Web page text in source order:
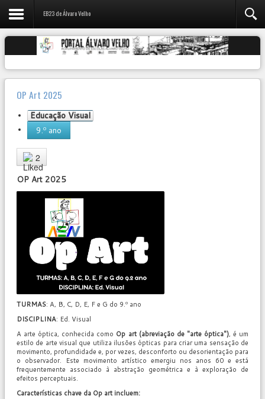
EB23 de Álvaro Velho
OP Art 2025
Educação Visual
9.º ano
Rating:2
OP Art 2025
TURMAS: A, B, C, D, E, F e G do 9.º ano
DISCIPLINA: Ed. Visual
A arte óptica, conhecida como Op art (abreviação de "arte óptica"), é um
estilo de arte visual que utiliza ilusões ópticas para criar uma sensação de
movimento, profundidade e, por vezes, desconforto ou desorientação para
o observador. Este movimento artístico emergiu nos anos 60 e está
frequentemente associado à abstração geométrica e à exploração de
efeitos perceptuais.
Características chave da Op art incluem: